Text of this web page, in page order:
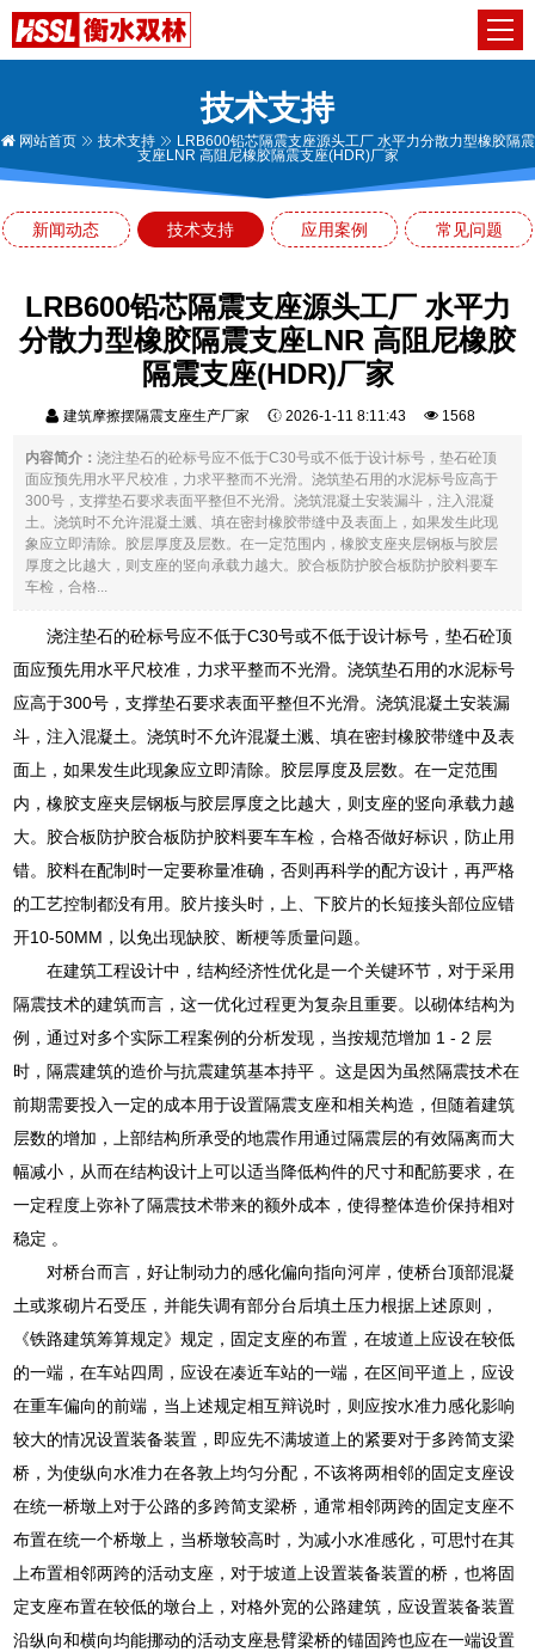
技术支持
网站首页 技术支持
LRB600铅芯隔震支座源头工厂 水平力分散力型橡胶隔震
支座LNR 高阻尼橡胶隔震支座(HDR)厂家
新闻动态 技术支持 应用案例 常见问题
LRB600铅芯隔震支座源头工厂 水平力
分散力型橡胶隔震支座LNR 高阻尼橡胶
隔震支座(HDR)厂家
建筑摩擦摆隔震支座生产厂家 2026-1-11 8:11:43 1568
内容简介：浇注垫石的砼标号应不低于C30号或不低于设计标号，垫石砼顶
面应预先用水平尺校准，力求平整而不光滑。浇筑垫石用的水泥标号应高于
300号，支撑垫石要求表面平整但不光滑。浇筑混凝土安装漏斗，注入混凝
土。浇筑时不允许混凝土溅、填在密封橡胶带缝中及表面上，如果发生此现
象应立即清除。胶层厚度及层数。在一定范围内，橡胶支座夹层钢板与胶层
厚度之比越大，则支座的竖向承载力越大。胶合板防护胶合板防护胶料要车
车检，合格...
浇注垫石的砼标号应不低于C30号或不低于设计标号，垫石砼顶
面应预先用水平尺校准，力求平整而不光滑。浇筑垫石用的水泥标号
应高于300号，支撑垫石要求表面平整但不光滑。浇筑混凝土安装漏
斗，注入混凝土。浇筑时不允许混凝土溅、填在密封橡胶带缝中及表
面上，如果发生此现象应立即清除。胶层厚度及层数。在一定范围
内，橡胶支座夹层钢板与胶层厚度之比越大，则支座的竖向承载力越
大。胶合板防护胶合板防护胶料要车车检，合格否做好标识，防止用
错。胶料在配制时一定要称量准确，否则再科学的配方设计，再严格
的工艺控制都没有用。胶片接头时，上、下胶片的长短接头部位应错
开10-50MM，以免出现缺胶、断梗等质量问题。
在建筑工程设计中，结构经济性优化是一个关键环节，对于采用
隔震技术的建筑而言，这一优化过程更为复杂且重要。以砌体结构为
例，通过对多个实际工程案例的分析发现，当按规范增加 1 - 2 层
时，隔震建筑的造价与抗震建筑基本持平 。这是因为虽然隔震技术在
前期需要投入一定的成本用于设置隔震支座和相关构造，但随着建筑
层数的增加，上部结构所承受的地震作用通过隔震层的有效隔离而大
幅减小，从而在结构设计上可以适当降低构件的尺寸和配筋要求，在
一定程度上弥补了隔震技术带来的额外成本，使得整体造价保持相对
稳定 。
对桥台而言，好让制动力的感化偏向指向河岸，使桥台顶部混凝
土或浆砌片石受压，并能失调有部分台后填土压力根据上述原则，
《铁路建筑筹算规定》规定，固定支座的布置，在坡道上应设在较低
的一端，在车站四周，应设在凑近车站的一端，在区间平道上，应设
在重车偏向的前端，当上述规定相互辩说时，则应按水准力感化影响
较大的情况设置装备装置，即应先不满坡道上的紧要对于多跨简支梁
桥，为使纵向水准力在各敦上均匀分配，不该将两相邻的固定支座设
在统一桥墩上对于公路的多跨简支梁桥，通常相邻两跨的固定支座不
布置在统一个桥墩上，当桥墩较高时，为减小水准感化，可思忖在其
上布置相邻两跨的活动支座，对于坡道上设置装备装置的桥，也将固
定支座布置在较低的墩台上，对格外宽的公路建筑，应设置装备装置
沿纵向和横向均能挪动的活动支座悬臂梁桥的锚固跨也应在一端设置